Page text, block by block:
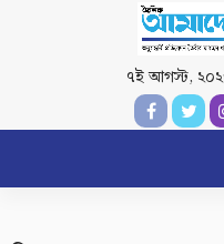
৭ই আগস্ট, ২০২৬